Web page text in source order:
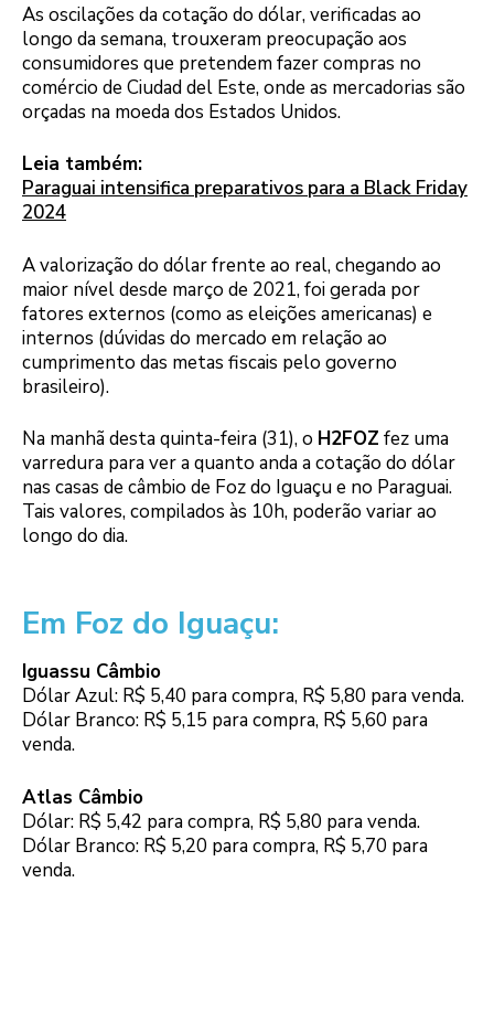
As oscilações da cotação do dólar, verificadas ao
longo da semana, trouxeram preocupação aos
consumidores que pretendem fazer compras no
comércio de Ciudad del Este, onde as mercadorias são
orçadas na moeda dos Estados Unidos.
Leia também:
Paraguai intensifica preparativos para a Black Friday
2024
A valorização do dólar frente ao real, chegando ao
maior nível desde março de 2021, foi gerada por
fatores externos (como as eleições americanas) e
internos (dúvidas do mercado em relação ao
cumprimento das metas fiscais pelo governo
brasileiro).
Na manhã desta quinta-feira (31), o H2FOZ fez uma
varredura para ver a quanto anda a cotação do dólar
nas casas de câmbio de Foz do Iguaçu e no Paraguai.
Tais valores, compilados às 10h, poderão variar ao
longo do dia.
Em Foz do Iguaçu:
Iguassu Câmbio
Dólar Azul: R$ 5,40 para compra, R$ 5,80 para venda.
Dólar Branco: R$ 5,15 para compra, R$ 5,60 para
venda.
Atlas Câmbio
Dólar: R$ 5,42 para compra, R$ 5,80 para venda.
Dólar Branco: R$ 5,20 para compra, R$ 5,70 para
venda.